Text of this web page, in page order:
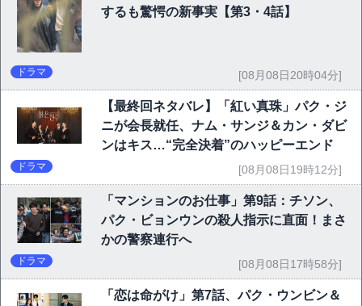
するも驚愕の新事実【第3・4話】
ドラマ [08月08日20時04分]
【最終回ネタバレ】「紅い真珠」パク・ジ
ニが会長就任、ナム・サンジ＆カン・ダビ
ンはキス…“完全決着”のハッピーエンド
ドラマ [08月08日19時12分]
「マンションのお仕事」第9話：チソン、
パク・ビョンウンの殺人指示に直面！まさ
かの警察連行へ
ドラマ [08月08日17時58分]
「恋は命がけ」第7話、パク・ウンビン＆